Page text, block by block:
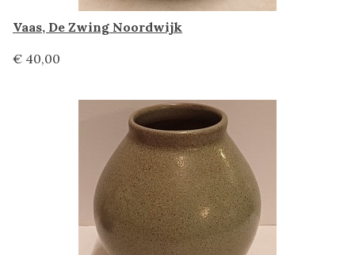
Vaas, De Zwing Noordwijk
€ 40,00